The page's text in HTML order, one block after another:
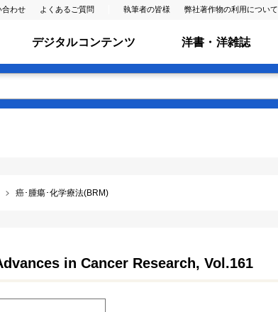
合わせ よくあるご質問 執筆者の皆様 弊社著作物の利用について
デジタルコンテンツ 洋書・洋雑誌
癌･腫瘍･化学療法(BRM)
in Cancer Research, Vol.161